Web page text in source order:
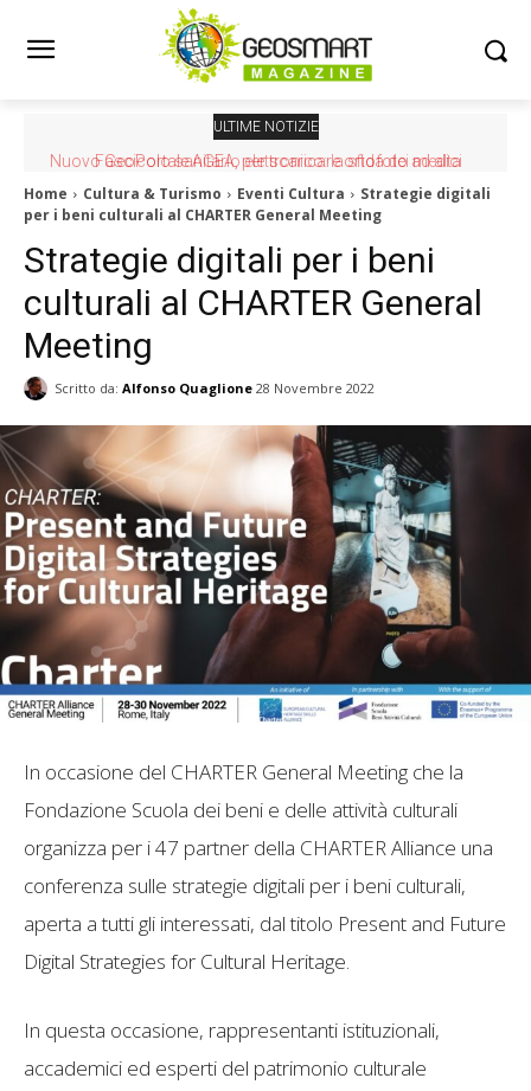
ULTIME NOTIZIE
Fascicolo sanitario elettronico: la sfida dei medici
Home Cultura & Turismo Eventi Cultura
Strategie digitali
per i beni culturali al CHARTER General Meeting
Strategie digitali per i beni
culturali al CHARTER General
Meeting
Scritto da: Alfonso Quaglione 28 Novembre 2022
In occasione del CHARTER General Meeting che la
Fondazione Scuola dei beni e delle attività culturali
organizza per i 47 partner della CHARTER Alliance una
conferenza sulle strategie digitali per i beni culturali,
aperta a tutti gli interessati, dal titolo Present and Future
Digital Strategies for Cultural Heritage.
In questa occasione, rappresentanti istituzionali,
accademici ed esperti del patrimonio culturale